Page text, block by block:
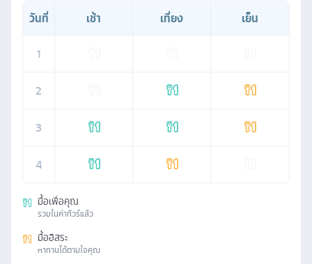
วันที่ เช้า เที่ยง
เย็น
1
2
3
4
มื้อเพื่อคุณ
รวมในค่าทัวร์แล้ว
มื้ออิสระ
หาทานได้ตามใจคุณ